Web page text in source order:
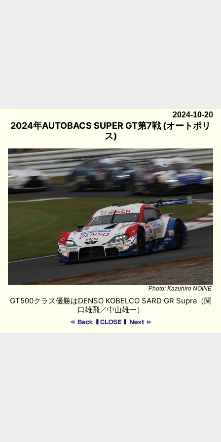
2024-10-20
2024年AUTOBACS SUPER GT第7戦 (オートポリ
ス)
Photo: Kazuhiro NOINE
GT500クラス優勝はDENSO KOBELCO SARD GR Supra（関
口雄飛／中山雄一）